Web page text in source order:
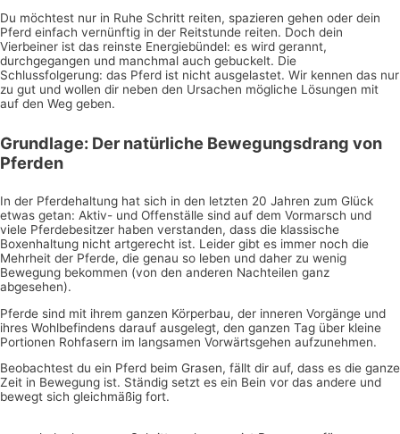
Du möchtest nur in Ruhe Schritt reiten, spazieren gehen oder dein
Pferd einfach vernünftig in der Reitstunde reiten. Doch dein
Vierbeiner ist das reinste Energiebündel: es wird gerannt,
durchgegangen und manchmal auch gebuckelt. Die
Schlussfolgerung: das Pferd ist nicht ausgelastet. Wir kennen das nur
zu gut und wollen dir neben den Ursachen mögliche Lösungen mit
auf den Weg geben.
Grundlage: Der natürliche Bewegungsdrang von
Pferden
In der Pferdehaltung hat sich in den letzten 20 Jahren zum Glück
etwas getan: Aktiv- und Offenställe sind auf dem Vormarsch und
viele Pferdebesitzer haben verstanden, dass die klassische
Boxenhaltung nicht artgerecht ist. Leider gibt es immer noch die
Mehrheit der Pferde, die genau so leben und daher zu wenig
Bewegung bekommen (von den anderen Nachteilen ganz
abgesehen).
Pferde sind mit ihrem ganzen Körperbau, der inneren Vorgänge und
ihres Wohlbefindens darauf ausgelegt, den ganzen Tag über kleine
Portionen Rohfasern im langsamen Vorwärtsgehen aufzunehmen.
Beobachtest du ein Pferd beim Grasen, fällt dir auf, dass es die ganze
Zeit in Bewegung ist. Ständig setzt es ein Bein vor das andere und
bewegt sich gleichmäßig fort.